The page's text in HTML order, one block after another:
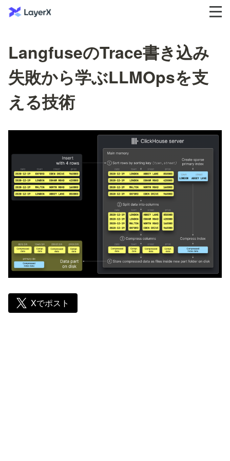
LangfuseのTrace書き込み
失敗から学ぶLLMOpsを支
える技術
Xでポスト